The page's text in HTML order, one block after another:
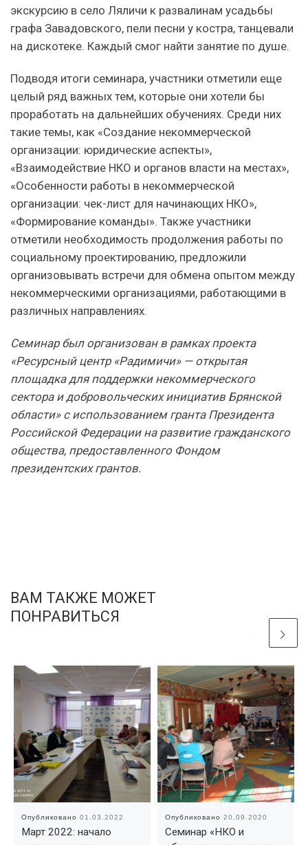
экскурсию в село Ляличи к развалинам усадьбы
графа Завадовского, пели песни у костра, танцевали
на дискотеке. Каждый смог найти занятие по душе.
Подводя итоги семинара, участники отметили еще
целый ряд важных тем, которые они хотели бы
проработать на дальнейших обучениях. Среди них
такие темы, как «Создание некоммерческой
организации: юридические аспекты»,
«Взаимодействие НКО и органов власти на местах»,
«Особенности работы в некоммерческой
организации: чек-лист для начинающих НКО»,
«Формирование команды». Также участники
отметили необходимость продолжения работы по
социальному проектированию, предложили
организовывать встречи для обмена опытом между
некоммерческими организациями, работающими в
различных направлениях.
Семинар был организован в рамках проекта
«Ресурсный центр «Радимичи» — открытая
площадка для поддержки некоммерческого
сектора и добровольческих инициатив Брянской
области» с использованием гранта Президента
Российской Федерации на развитие гражданского
общества, предоставленного Фондом
президентских грантов.
ВАМ ТАКЖЕ МОЖЕТ
ПОНРАВИТЬСЯ
Опубликовано 01.03.2022
Март 2022: начало
Опубликовано 20.09.2020
Семинар «НКО и